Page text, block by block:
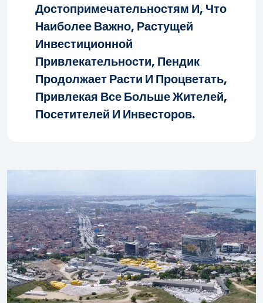
Достопримечательностям И, Что
Наиболее Важно, Растущей
Инвестиционной
Привлекательности, Пендик
Продолжает Расти И Процветать,
Привлекая Все Больше Жителей,
Посетителей И Инвесторов.